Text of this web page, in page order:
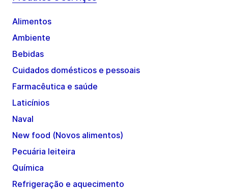
Alimentos
Ambiente
Bebidas
Cuidados domésticos e pessoais
Farmacêutica e saúde
Laticínios
Naval
New food (Novos alimentos)
Pecuária leiteira
Química
Refrigeração e aquecimento